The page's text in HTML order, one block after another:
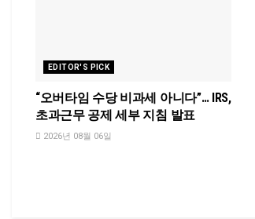
EDITOR'S PICK
“오버타임 수당 비과세 아니다”… IRS,
초과근무 공제 세부 지침 발표
2026년 08월 06일